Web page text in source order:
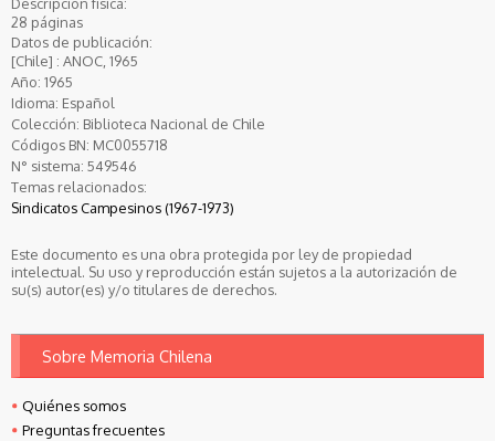
28 páginas
Datos de publicación:
[Chile] : ANOC, 1965
Año: 1965
Idioma: Español
Colección: Biblioteca Nacional de Chile
Códigos BN: MC0055718
N° sistema: 549546
Temas relacionados:
Sindicatos Campesinos (1967-1973)
Este documento es una obra protegida por ley de propiedad
intelectual. Su uso y reproducción están sujetos a la autorización de
su(s) autor(es) y/o titulares de derechos.
Sobre Memoria Chilena
Quiénes somos
Preguntas frecuentes